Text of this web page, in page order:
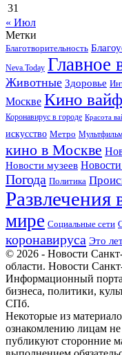
31
« Июл
Метки
Благотворительность
Neva.Today Главное
Животные Здоровье
Москве Кино
Коронавирус в городе Красота
искусство Метро
кино в Москве
Новости музеев
Погода Политика
Развлечения
мире Социальные сети
коронавируса Это
© 2026 - Новости
области. Новости
Информационный
бизнеса, политики,
СПб.
Некоторые из
ознакомлению лицам
публикуют сторонние